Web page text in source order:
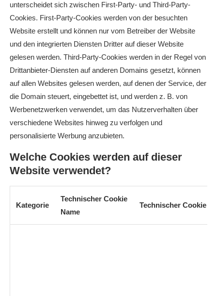
unterscheidet sich zwischen First-Party- und Third-Party-
Cookies. First-Party-Cookies werden von der besuchten
Website erstellt und können nur vom Betreiber der Website
und den integrierten Diensten Dritter auf dieser Website
gelesen werden. Third-Party-Cookies werden in der Regel von
Drittanbieter-Diensten auf anderen Domains gesetzt, können
auf allen Websites gelesen werden, auf denen der Service, der
die Domain steuert, eingebettet ist, und werden z. B. von
Werbenetzwerken verwendet, um das Nutzerverhalten über
verschiedene Websites hinweg zu verfolgen und
personalisierte Werbung anzubieten.
Welche Cookies werden auf dieser
Website verwendet?
Kategorie
Technischer Cookie
Name
Technischer Cookie